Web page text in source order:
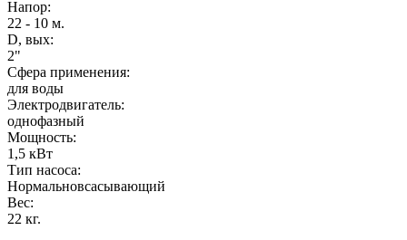
Напор:
22 - 10 м.
D, вых:
2"
Сфера применения:
для воды
Электродвигатель:
однофазный
Мощность:
1,5 кВт
Тип насоса:
Нормальновсасывающий
Вес:
22 кг.